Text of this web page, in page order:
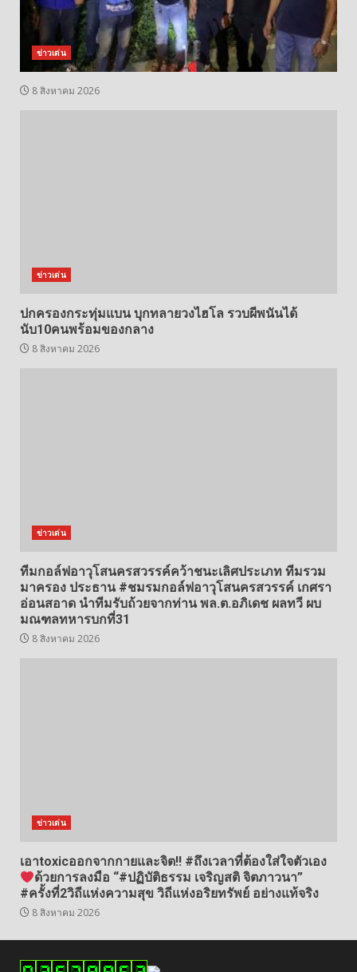
ข่าวเด่น
8 สิงหาคม 2026
ข่าวเด่น
ปกครองกระทุ่มแบน บุกทลายวงไฮโล รวบผีพนันได้
นับ10คนพร้อมของกลาง
8 สิงหาคม 2026
ข่าวเด่น
ทีมกอล์ฟอาวุโสนครสวรรค์คว้าชนะเลิศประเภท ทีมรวม
มาครอง ประธาน #ชมรมกอล์ฟอาวุโสนครสวรรค์ เกศรา
อ่อนสอาด นำทีมรับถ้วยจากท่าน พล.ต.อภิเดช ผลทวี ผบ
มณฑลทหารบกที่31
8 สิงหาคม 2026
ข่าวเด่น
เอาtoxicออกจากกายและจิต!! #ถึงเวลาที่ต้องใส่ใจตัวเอง
ด้วยการลงมือ “#ปฏิบัติธรรม เจริญสติ จิตภาวนา”
#ครั้งที่2วิถีแห่งความสุข วิถีแห่งอริยทรัพย์ อย่างแท้จริง
8 สิงหาคม 2026